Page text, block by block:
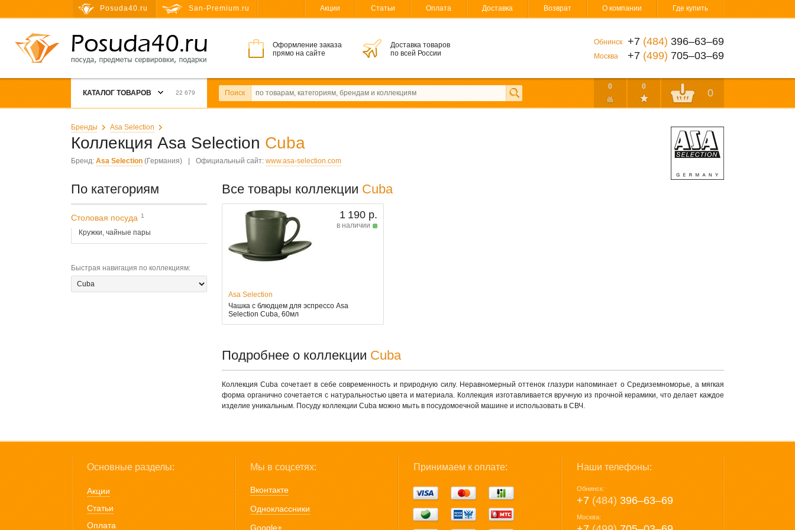
Posuda40.ru San-Premium.ru Акции Статьи Оплата Доставка Возврат О компании Где купить
Оформление заказа
прямо на сайте
Доставка товаров
по всей России
Обнинск +7 (484) 396‒63‒69
Москва +7 (499) 705‒03‒69
КАТАЛОГ ТОВАРОВ 22 679 Поиск
0 0
0
Бренды Asa Selection
Коллекция Asa Selection Cuba
Бренд: Asa Selection (Германия) Официальный сайт: www.asa-selection.com
По категориям
Столовая посуда 1
Кружки, чайные пары
Быстрая навигация по коллекциям:
Все товары коллекции Cuba
1 190 р.
в наличии
Asa Selection
Чашка с блюдцем для эспрессо Asa
Selection Cuba, 60мл
Подробнее о коллекции Cuba
Коллекция Cuba сочетает в себе современность и природную силу. Неравномерный оттенок глазури напоминает о Средиземноморье, а мягкая
форма органично сочетается с натуральностью цвета и материала. Коллекция изготавливается вручную из прочной керамики, что делает каждое
изделие уникальным. Посуду коллекции Cuba можно мыть в посудомоечной машине и использовать в СВЧ.
Основные разделы:
Акции
Статьи
Оплата
Мы в соцсетях:
Вконтакте
Одноклассники
Google+
Принимаем к оплате: Наши телефоны:
Обнинск:
+7 (484) 396‒63‒69
Москва: